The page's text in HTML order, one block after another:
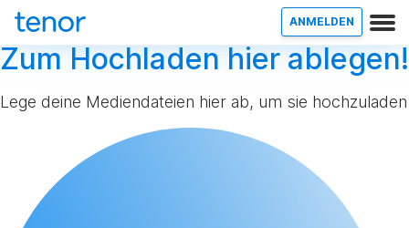
ANMELDEN
Zum Hochladen hier ablegen!
Lege deine Mediendateien hier ab, um sie hochzuladen